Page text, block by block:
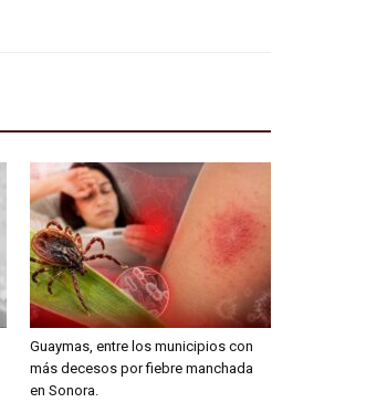
Guaymas, entre los municipios con
más decesos por fiebre manchada
en Sonora.